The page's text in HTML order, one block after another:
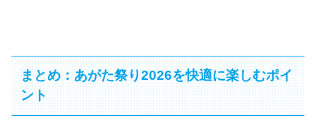
まとめ：あがた祭り2026を快適に楽しむポイ
ント